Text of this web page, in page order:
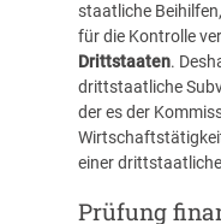
staatliche
für die Kontrolle
Drittstaaten.
drittstaatliche
der es der
einer
Prüfung